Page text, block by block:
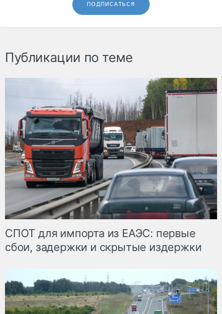
ПОДПИСАТЬСЯ
Публикации по теме
СПОТ для импорта из ЕАЭС: первые
сбои, задержки и скрытые издержки